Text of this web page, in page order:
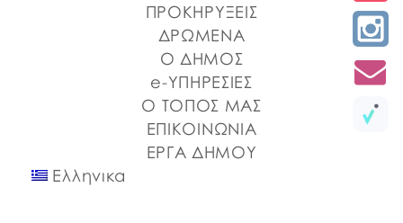
ΠΡΟΚΗΡΥΞΕΙΣ
ΔΡΩΜΕΝΑ
Ο ΔΗΜΟΣ
e-ΥΠΗΡΕΣΙΕΣ
Ο ΤΟΠΟΣ ΜΑΣ
ΕΠΙΚΟΙΝΩΝΙΑ
ΕΡΓΑ ΔΗΜΟΥ
Ελληνικα